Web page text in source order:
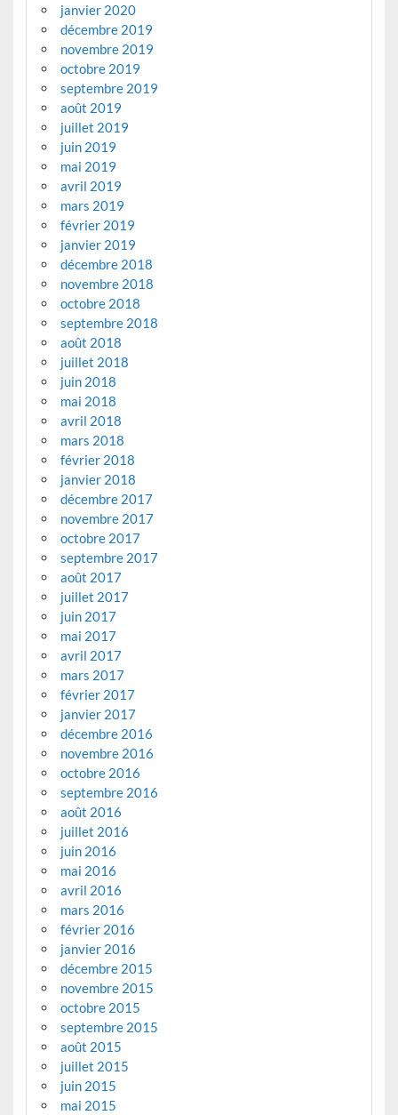
janvier 2020
décembre 2019
novembre 2019
octobre 2019
septembre 2019
août 2019
juillet 2019
juin 2019
mai 2019
avril 2019
mars 2019
février 2019
janvier 2019
décembre 2018
novembre 2018
octobre 2018
septembre 2018
août 2018
juillet 2018
juin 2018
mai 2018
avril 2018
mars 2018
février 2018
janvier 2018
décembre 2017
novembre 2017
octobre 2017
septembre 2017
août 2017
juillet 2017
juin 2017
mai 2017
avril 2017
mars 2017
février 2017
janvier 2017
décembre 2016
novembre 2016
octobre 2016
septembre 2016
août 2016
juillet 2016
juin 2016
mai 2016
avril 2016
mars 2016
février 2016
janvier 2016
décembre 2015
novembre 2015
octobre 2015
septembre 2015
août 2015
juillet 2015
juin 2015
mai 2015